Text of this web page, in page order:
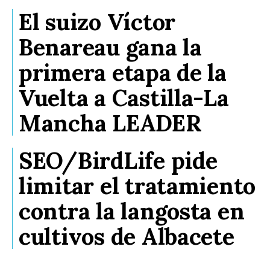
El suizo Víctor
Benareau gana la
primera etapa de la
Vuelta a Castilla-La
Mancha LEADER
SEO/BirdLife pide
limitar el tratamiento
contra la langosta en
cultivos de Albacete